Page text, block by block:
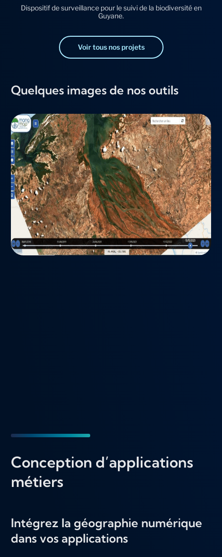
Dispositif de surveillance pour le suivi de la biodiversité en
Guyane.
Voir tous nos projets
Quelques images de nos outils
Conception d’applications
métiers
Intégrez la géographie numérique
dans vos applications